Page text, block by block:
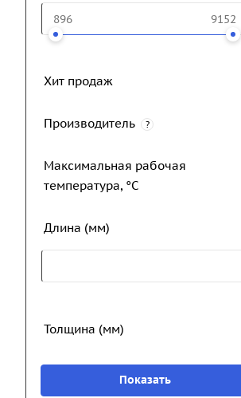
Хит продаж
Производитель ?
Максимальная рабочая
температура, °С
Длина (мм)
Толщина (мм)